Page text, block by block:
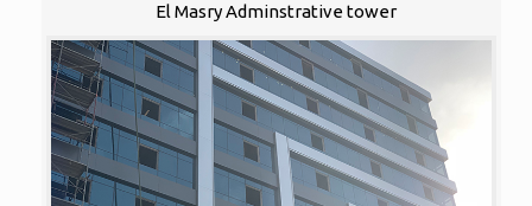
El Masry Adminstrative tower